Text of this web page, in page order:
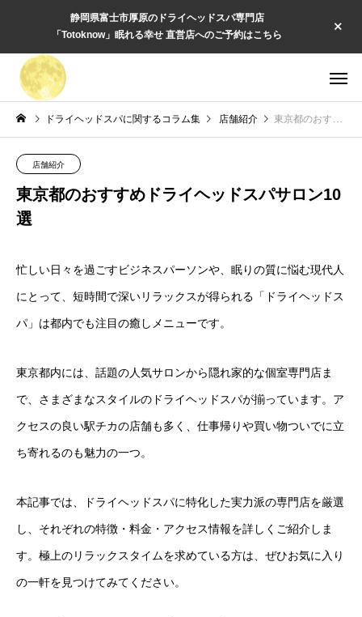
静岡県富士市厚原のドライヘッドスパ専門店
「Totoknow」眠れる幸せ 直営店へのご予約はこちら
ドライヘッドスパに関するコラム集 店舗紹介 東京都のおすすめドライヘッドスパサロン10選
店舗紹介
東京都のおすすめドライヘッドスパサロン10
選
忙しい日々を過ごすビジネスパーソンや、眠りの質に悩む現代人
にとって、短時間で深いリラックスが得られる「ドライヘッドス
パ」は都内でも注目の癒しメニューです。
東京都内には、話題の人気サロンから隠れ家的な個室専門店ま
で、さまざまなスタイルのドライヘッドスパが揃っています。ア
クセスの良い駅チカの店舗も多く、仕事帰りや買い物ついでに立
ち寄れるのも魅力の一つ。
本記事では、ドライヘッドスパに特化した実力派の専門店を厳選
し、それぞれの特徴・料金・アクセス情報を詳しくご紹介しま
す。極上のリラックスタイムを求めている方は、ぜひお気に入り
の一軒を見つけてみてください。